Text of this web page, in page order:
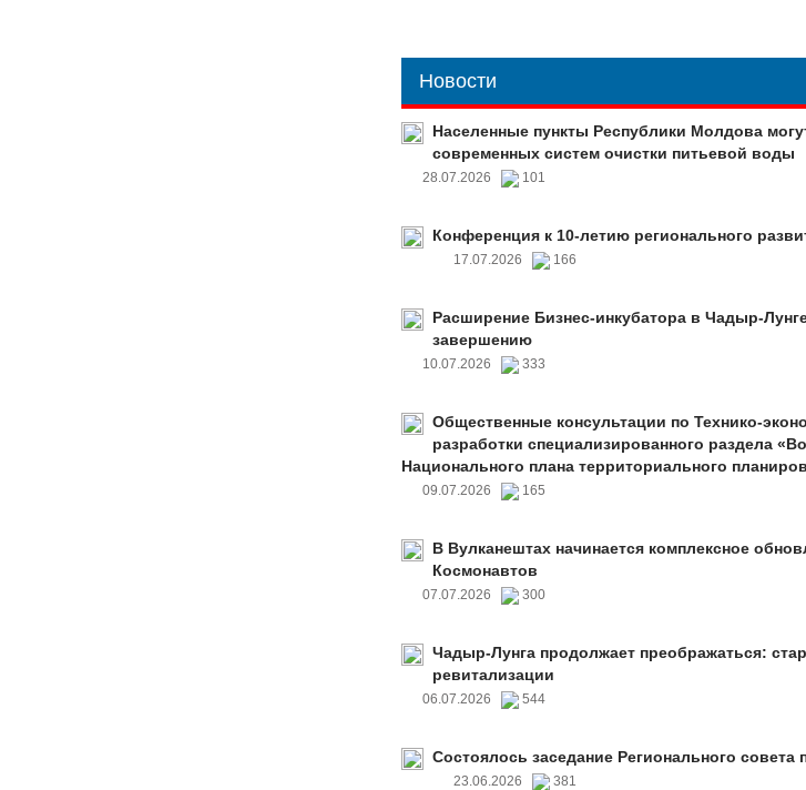
Новости
Населенные пункты Республики Молдова
современных систем очистки питьевой воды
28.07.2026 101
Конференция к 10-летию регионального
17.07.2026 166
Расширение Бизнес-инкубатора в Чадыр-
завершению
10.07.2026 333
Общественные консультации по Технико-
разработки специализированного раздела
Национального плана территориального
09.07.2026 165
В Вулканештах начинается комплексное
Космонавтов
07.07.2026 300
Чадыр-Лунга продолжает преображаться:
ревитализации
06.07.2026 544
Состоялось заседание Регионального совета
23.06.2026 381